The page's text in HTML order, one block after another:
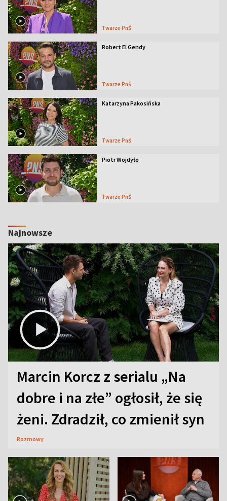
Twarze PnŚ
Robert El Gendy
Twarze PnŚ
Katarzyna Pakosińska
Twarze PnŚ
Piotr Wojdyło
Twarze PnŚ
Najnowsze
Marcin Korcz z serialu „Na
dobre i na złe” ogłosił, że się
żeni. Zdradził, co zmienił syn
Rozmowy